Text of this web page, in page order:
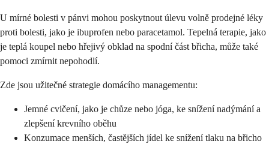
U mírné bolesti v pánvi mohou poskytnout úlevu volně prodejné léky
proti bolesti, jako je ibuprofen nebo paracetamol. Tepelná terapie, jako
je teplá koupel nebo hřejivý obklad na spodní část břicha, může také
pomoci zmírnit nepohodlí.
Zde jsou užitečné strategie domácího managementu:
Jemné cvičení, jako je chůze nebo jóga, ke snížení nadýmání a
zlepšení krevního oběhu
Konzumace menších, častějších jídel ke snížení tlaku na břicho